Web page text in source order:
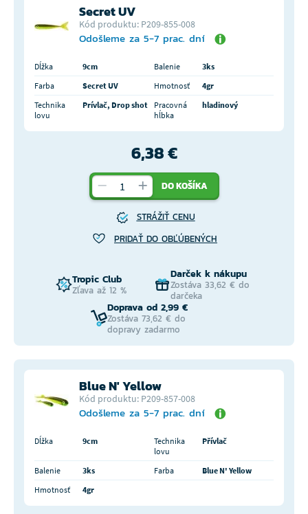
Secret UV
Kód produktu: P209-855-008
Odošleme za 5-7 prac. dní
Dĺžka 9cm Balenie
3ks
Farba
Secret UV Hmotnosť
4gr
Technika
lovu
Prívlač, Drop shot
Pracovná
hĺbka
hladinový
6,38 €
DO KOŠÍKA
STRÁŽIŤ CENU
PRIDAŤ DO OBĽÚBENÝCH
Tropic Club
Zľava až 12 %
Darček k nákupu
Zostáva 33,62 € do
darčeka
Doprava od 2,99 €
Zostáva 73,62 € do
dopravy zadarmo
Blue N' Yellow
Kód produktu: P209-857-008
Odošleme za 5-7 prac. dní
Dĺžka 9cm
Technika
lovu
Přívlač
Balenie 3ks Farba
Blue N' Yellow
Hmotnosť
4gr